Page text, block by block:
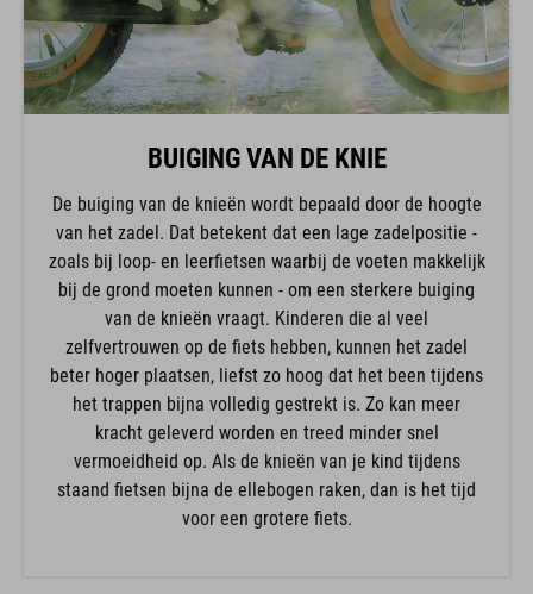
BUIGING VAN DE KNIE
De buiging van de knieën wordt bepaald door de hoogte
van het zadel. Dat betekent dat een lage zadelpositie -
zoals bij loop- en leerfietsen waarbij de voeten makkelijk
bij de grond moeten kunnen - om een sterkere buiging
van de knieën vraagt. Kinderen die al veel
zelfvertrouwen op de fiets hebben, kunnen het zadel
beter hoger plaatsen, liefst zo hoog dat het been tijdens
het trappen bijna volledig gestrekt is. Zo kan meer
kracht geleverd worden en treed minder snel
vermoeidheid op. Als de knieën van je kind tijdens
staand fietsen bijna de ellebogen raken, dan is het tijd
voor een grotere fiets.